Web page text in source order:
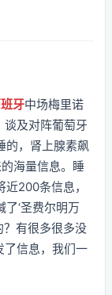
牙中场梅里诺
谈及对阵葡萄牙
的，肾上腺素飙
海量信息。睡
200条信息，
‘圣费尔明万
？有很多很多没
了信息，我们一